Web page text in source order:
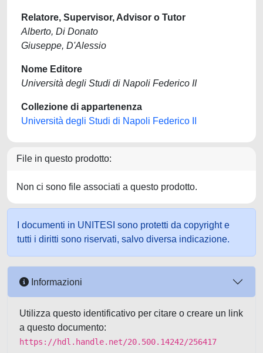
Relatore, Supervisor, Advisor o Tutor
Alberto, Di Donato
Giuseppe, D'Alessio
Nome Editore
Università degli Studi di Napoli Federico II
Collezione di appartenenza
Università degli Studi di Napoli Federico II
File in questo prodotto:
Non ci sono file associati a questo prodotto.
I documenti in UNITESI sono protetti da copyright e
tutti i diritti sono riservati, salvo diversa indicazione.
Informazioni
Utilizza questo identificativo per citare o creare un link
a questo documento:
https://hdl.handle.net/20.500.14242/256417